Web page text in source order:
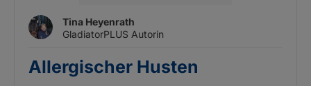
Tina Heyenrath
GladiatorPLUS Autorin
Allergischer Husten